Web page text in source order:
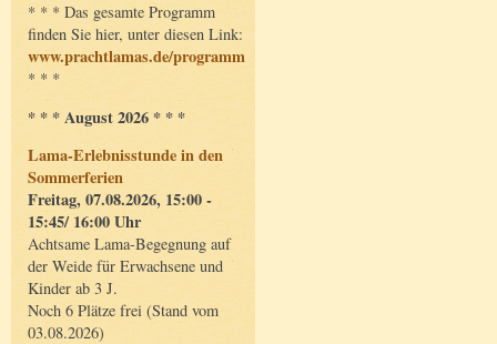
* * * Das gesamte Programm
finden Sie hier, unter diesen Link:
www.prachtlamas.de/programm
* * *
* * * August 2026 * * *
Lama-Erlebnisstunde in den
Sommerferien
Freitag, 07.08.2026, 15:00 -
15:45/ 16:00 Uhr
Achtsame Lama-Begegnung auf
der Weide für Erwachsene und
Kinder ab 3 J.
Noch 6 Plätze frei (Stand vom
03.08.2026)